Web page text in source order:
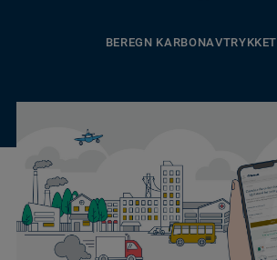
BEREGN KARBONAVTRYKKET